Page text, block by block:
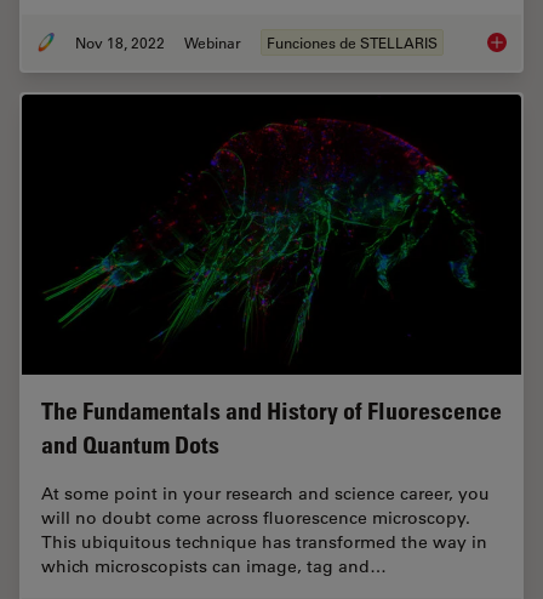
Nov 18, 2022 Webinar Funciones de STELLARIS Live-
The Fundamentals and History of Fluorescence
and Quantum Dots
At some point in your research and science career, you
will no doubt come across fluorescence microscopy.
This ubiquitous technique has transformed the way in
which microscopists can image, tag and…